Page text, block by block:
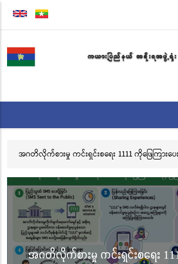
အဓိက
အကြောင်းအရာ
သွား
မည်
ရန်ပြည်သူသို့အသိပေး
လွိုင်ကော်မြို့၊ သမိုင်းဝင်ဆုတောင်
ဘုံကထိန် အလှူတော်မင်္ဂလာအခမ်း
ဖြေကြား
လွိုင်ကော်မြို့၊ သမို
စေတီတော် လုံးတေ